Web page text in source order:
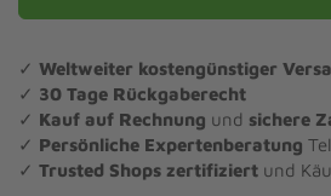
✓ Weltweiter kostengünstiger
✓ 30 Tage Rückgaberecht
✓ Kauf auf Rechnung und sichere
✓ Persönliche Expertenberatung
✓ Trusted Shops zertifiziert und